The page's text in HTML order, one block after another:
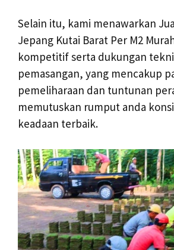
Selain itu, kami menawarkan
Jepang Kutai Barat Per M2
kompetitif serta dukungan
pemasangan, yang mencakup
pemeliharaan dan tuntunan
memutuskan rumput anda
keadaan terbaik.